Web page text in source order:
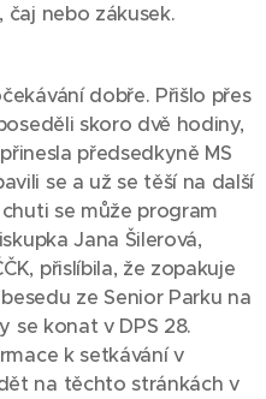
nebo zákusek.
dobře. Přišlo přes
skoro dvě hodiny,
předsedkyně MS
se a už se těší na další
se může program
Jana Šilerová,
přislíbila, že zopakuje
ze Senior Parku na
se konat v DPS 28.
k setkávání v
na těchto stránkách v